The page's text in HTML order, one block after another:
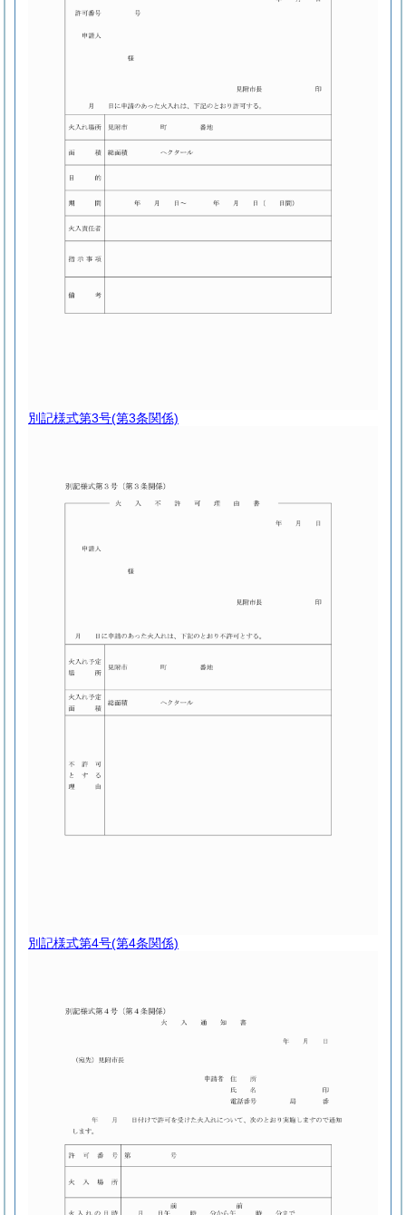
別記様式第3号(第3条関係)
別記様式第4号(第4条関係)